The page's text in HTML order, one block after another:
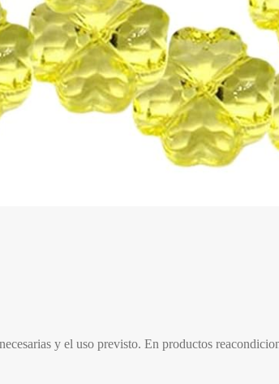
y el uso previsto. En productos